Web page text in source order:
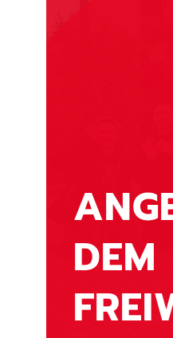
DEM